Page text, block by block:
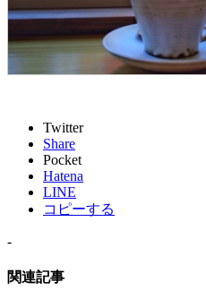
Twitter
Share
Pocket
Hatena
LINE
コピーする
-
関連記事